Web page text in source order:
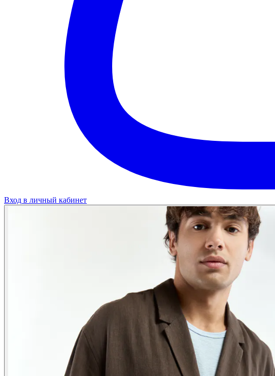
Вход в личный кабинет